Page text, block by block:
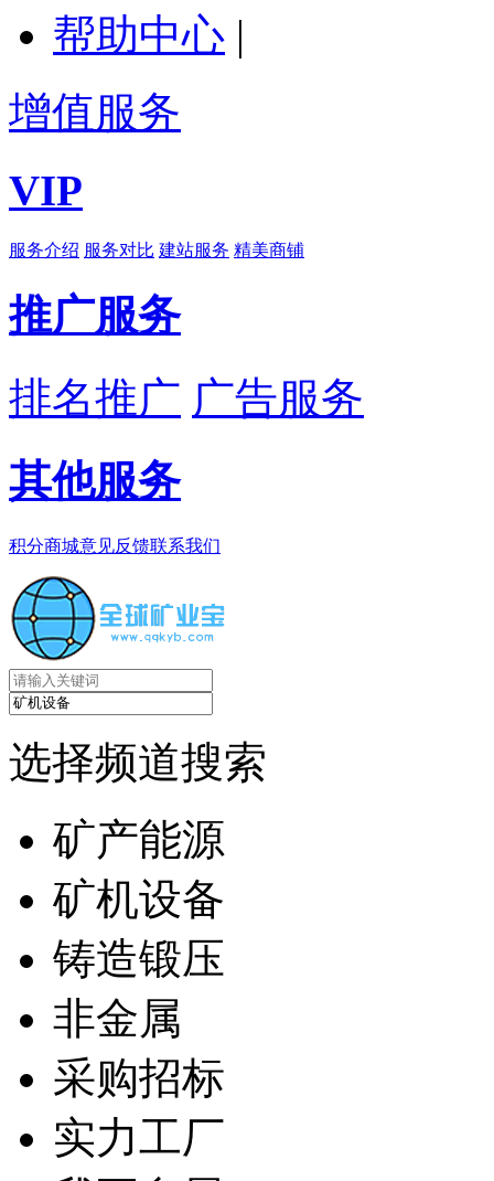
帮助中心 |
增值服务
VIP
服务介绍 服务对比 建站服务 精美商铺
推广服务
排名推广 广告服务
其他服务
积分商城意见反馈联系我们
选择频道搜索
矿产能源
矿机设备
铸造锻压
非金属
采购招标
实力工厂